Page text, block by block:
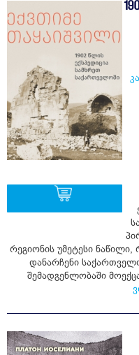
რეგიონის უმეტესი
დანარჩენი
შემადგენლობაში